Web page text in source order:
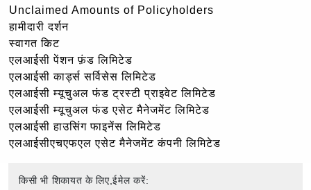
Unclaimed Amounts of Policyholders
हामीदारी दर्शन
स्वागत किट
एलआईसी पेंशन फ़ंड लिमिटेड
एलआईसी कार्ड्स सर्विसेस लिमिटेड
एलआईसी म्यूचुअल फंड ट्रस्टी प्राइवेट लिमिटेड
एलआईसी म्यूचुअल फंड एसेट मैनेजमेंट लिमिटेड
एलआईसी हाउसिंग फाइनेंस लिमिटेड
एलआईसीएचएफएल एसेट मैनेजमेंट कंपनी लिमिटेड
किसी भी शिकायत के लिए,ईमेल करें: